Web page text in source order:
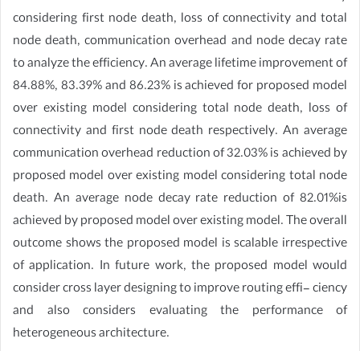
considering first node death, loss of connectivity and total
node death, communication overhead and node decay rate
to analyze the efficiency. An average lifetime improvement of
84.88%, 83.39% and 86.23% is achieved for proposed model
over existing model considering total node death, loss of
connectivity and first node death respectively. An average
communication overhead reduction of 32.03% is achieved by
proposed model over existing model considering total node
death. An average node decay rate reduction of 82.01%is
achieved by proposed model over existing model. The overall
outcome shows the proposed model is scalable irrespective
of application. In future work, the proposed model would
consider cross layer designing to improve routing effi- ciency
and also considers evaluating the performance of
heterogeneous architecture.